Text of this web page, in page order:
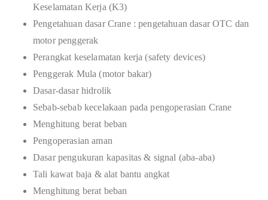
Keselamatan Kerja (K3)
Pengetahuan dasar Crane : pengetahuan dasar OTC dan
motor penggerak
Perangkat keselamatan kerja (safety devices)
Penggerak Mula (motor bakar)
Dasar-dasar hidrolik
Sebab-sebab kecelakaan pada pengoperasian Crane
Menghitung berat beban
Pengoperasian aman
Dasar pengukuran kapasitas & signal (aba-aba)
Tali kawat baja & alat bantu angkat
Menghitung berat beban